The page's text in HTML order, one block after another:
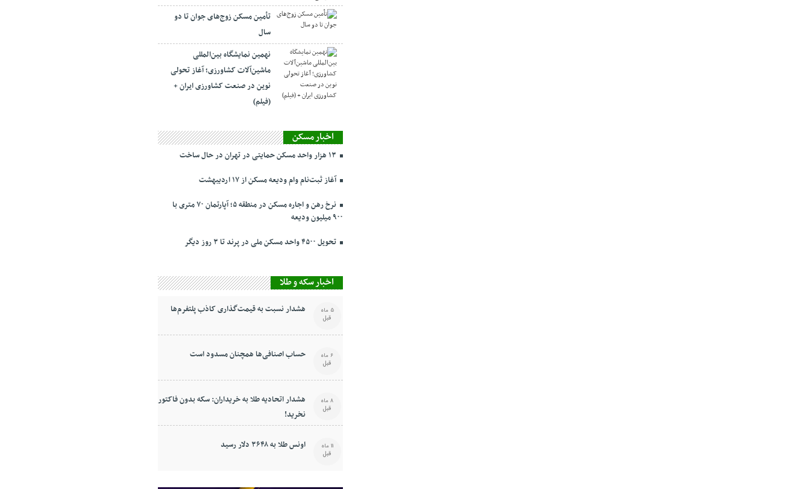
تأمین مسکن زوج‌های جوان تا دو
سال
نهمین نمایشگاه بین‌المللی
ماشین‌آلات کشاورزی؛ آغاز تحولی
نوین در صنعت کشاورزی ایران +
(فیلم)
اخبار مسکن
آغاز ثبت‌نام وام ودیعه مسکن از ۱۷ اردیبهشت
نرخ‌ رهن و اجاره مسکن در منطقه ۵؛ آپارتمان ۷۰ متری با
۹۰۰ میلیون ودیعه
تحویل ۴۵۰۰ واحد مسکن ملی در پرند تا ۳ روز دیگر
اخبار سکه و طلا
هشدار نسبت به قیمت‌گذاری کاذب پلتفرم‌ها 5 ماه
قبل
حساب اصنافی‌ها همچنان مسدود است 6 ماه
قبل
هشدار اتحادیه طلا به خریداران: سکه بدون فاکتور
نخرید!
8 ماه
قبل
اونس طلا به ۳۶۴۸ دلار رسید 11 ماه
قبل